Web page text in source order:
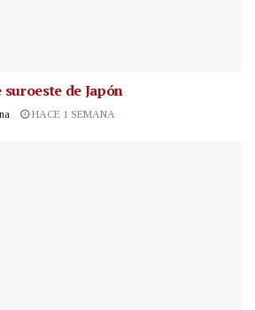
suroeste de Japón
HACE 1 SEMANA